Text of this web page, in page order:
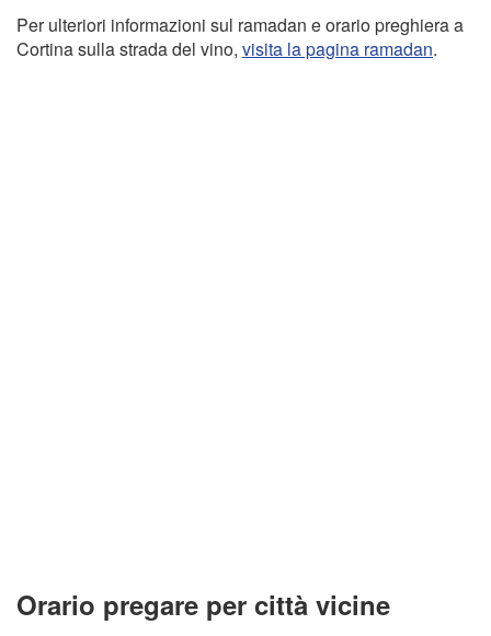
Per ulteriori informazioni sul ramadan e orario preghiera a
Cortina sulla strada del vino, visita la pagina ramadan.
Orario pregare per città vicine